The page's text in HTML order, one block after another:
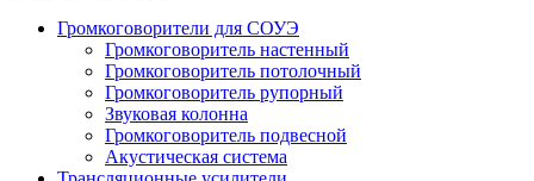
Громкоговорители для СОУЭ
Громкоговоритель настенный
Громкоговоритель потолочный
Громкоговоритель рупорный
Звуковая колонна
Громкоговоритель подвесной
Акустическая система